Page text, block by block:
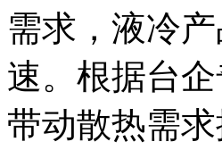
需求，液冷
速。根据台
带动散热需